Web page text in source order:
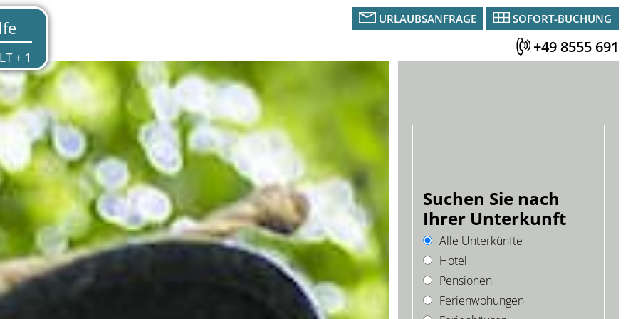
URLAUBSANFRAGE SOFORT-BUCHUNG
+49 8555 691
Suchen Sie nach
Ihrer Unterkunft
Alle Unterkünfte
Hotel
Pensionen
Ferienwohungen